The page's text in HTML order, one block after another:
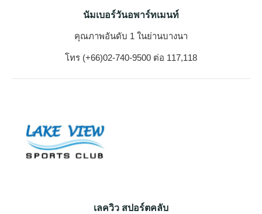
นัมเบอร์วันอพาร์ทเมนท์
คุณภาพอันดับ 1 ในย่านบางนา
โทร (+66)02-740-9500 ต่อ 117,118
เลควิว สปอร์ตคลับ